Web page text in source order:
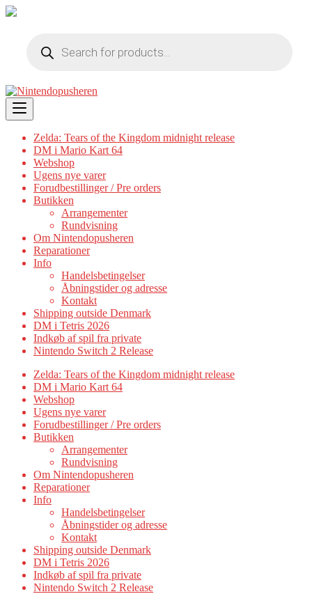
search
Skip
to
content
Zelda: Tears of the Kingdom midnight release
DM i Mario Kart 64
Webshop
Ugens nye varer
Forudbestillinger / Pre orders
Butikken
Arrangementer
Rundvisning
Om Nintendopusheren
Reparationer
Info
Handelsbetingelser
Åbningstider og adresse
Kontakt
Shipping outside Denmark
DM i Tetris 2026
Indkøb af spil fra private
Nintendo Switch 2 Release
Zelda: Tears of the Kingdom midnight release
DM i Mario Kart 64
Webshop
Ugens nye varer
Forudbestillinger / Pre orders
Butikken
Arrangementer
Rundvisning
Om Nintendopusheren
Reparationer
Info
Handelsbetingelser
Åbningstider og adresse
Kontakt
Shipping outside Denmark
DM i Tetris 2026
Indkøb af spil fra private
Nintendo Switch 2 Release